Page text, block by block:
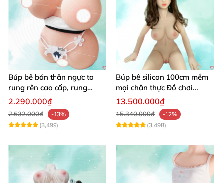
Búp bê bán thân ngực to
rung rên cao cấp, rung
mạnh kích thích
2.290.000₫
2.632.000₫
-13%
(3,499)
Búp bê silicon 100cm mềm
mại chân thực Đồ chơi
người lớn cao cấp
13.500.000₫
15.340.000₫
-12%
(3,498)